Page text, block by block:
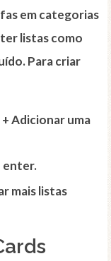
em categorias
listas como
Para criar
+ Adicionar uma
enter.
mais listas